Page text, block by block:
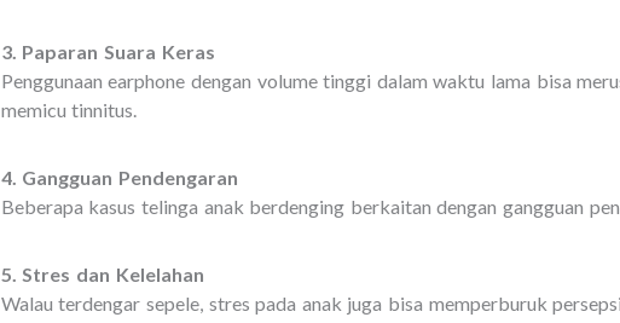
3. Paparan Suara Keras
Penggunaan earphone dengan volume tinggi dalam waktu lama bisa
memicu tinnitus.
4. Gangguan Pendengaran
Beberapa kasus telinga anak berdenging berkaitan dengan gangguan
5. Stres dan Kelelahan
Walau terdengar sepele, stres pada anak juga bisa memperburuk